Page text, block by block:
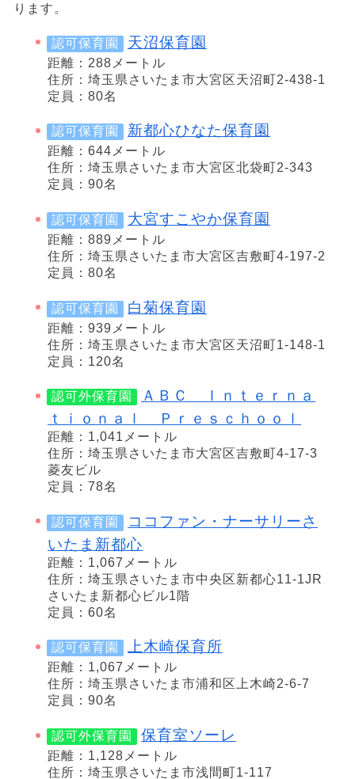
ります。
認可保育園 天沼保育園
距離：288メートル
住所：埼玉県さいたま市大宮区天沼町2-438-1
定員：80名
認可保育園 新都心ひなた保育園
距離：644メートル
住所：埼玉県さいたま市大宮区北袋町2-343
定員：90名
認可保育園 大宮すこやか保育園
距離：889メートル
住所：埼玉県さいたま市大宮区吉敷町4-197-2
定員：80名
認可保育園 白菊保育園
距離：939メートル
住所：埼玉県さいたま市大宮区天沼町1-148-1
定員：120名
認可外保育園
ＡＢＣ Ｉｎｔｅｒｎａ
ｔｉｏｎａｌ Ｐｒｅｓｃｈｏｏｌ
距離：1,041メートル
住所：埼玉県さいたま市大宮区吉敷町4-17-3
菱友ビル
定員：78名
認可保育園
ココファン・ナーサリーさ
いたま新都心
距離：1,067メートル
住所：埼玉県さいたま市中央区新都心11-1JR
さいたま新都心ビル1階
定員：60名
認可保育園 上木崎保育所
距離：1,067メートル
住所：埼玉県さいたま市浦和区上木崎2-6-7
定員：90名
認可外保育園 保育室ソーレ
距離：1,128メートル
住所：埼玉県さいたま市浅間町1-117